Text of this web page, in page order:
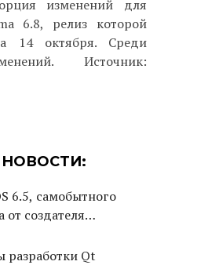
изменений для
6.8, релиз которой
14 октября. Среди
Источник:
6.5, самобытного
от создателя
разработки Qt